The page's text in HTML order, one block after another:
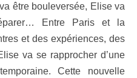
être bouleversée, Elise va
Entre Paris et la
et des expériences, des
va se rapprocher d’une
Cette nouvelle